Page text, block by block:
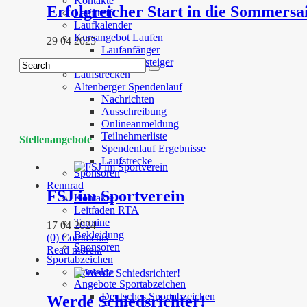
Lauftreff
Laufkalender
Kursangebot Laufen
Laufanfänger
Wiedereinsteiger
Laufstrecken
Altenberger Spendenlauf
Nachrichten
Ausschreibung
Onlineanmeldung
Teilnehmerliste
Spendenlauf Ergebnisse
Laufstrecke
Sponsoren
Rennrad
Kontakte
Leitfaden RTA
Termine
Bekleidung
Sponsoren
Sportabzeichen
Kontakte
Angebote Sportabzeichen
Deutsches Sportabzeichen
Erfolgreicher Start in die
29 04 2025
Stellenangebote
FSJ im Sportverein
17 04 2024
(0) Comments
Read more...
Werde Schiedsrichter!